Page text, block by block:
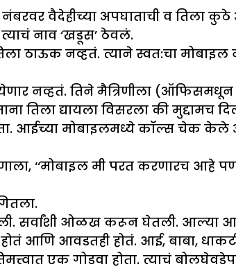
नंबरवर वैदेहीच्या अपघाताची व तिला
नाव ‘खडूस’ ठेवलं.
ठाऊक नव्हतं. त्याने स्वत:चा मोबाइल
नव्हतं. तिने मैत्रिणीला (ऑफिसमधून
तिला द्यायला विसरला की मुद्दामच
आईच्या मोबाइलमध्ये कॉल्स चेक केले
‘‘मोबाइल मी परत करणारच आहे
सर्वांशी ओळख करून घेतली. आल्या
आणि आवडतही होतं. आई, बाबा,
एक गोडवा होता. त्याचं